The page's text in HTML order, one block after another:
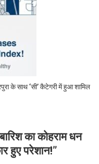
के साथ ‘सी’ कैटेगरी में हुआ शामिल
का कोहराम धन
हुए परेशान!”